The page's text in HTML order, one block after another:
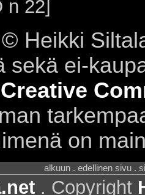
n 22]
Heikki
sekä ei-
Creative
on
alkuun . edellinen sivu .
. Copyright